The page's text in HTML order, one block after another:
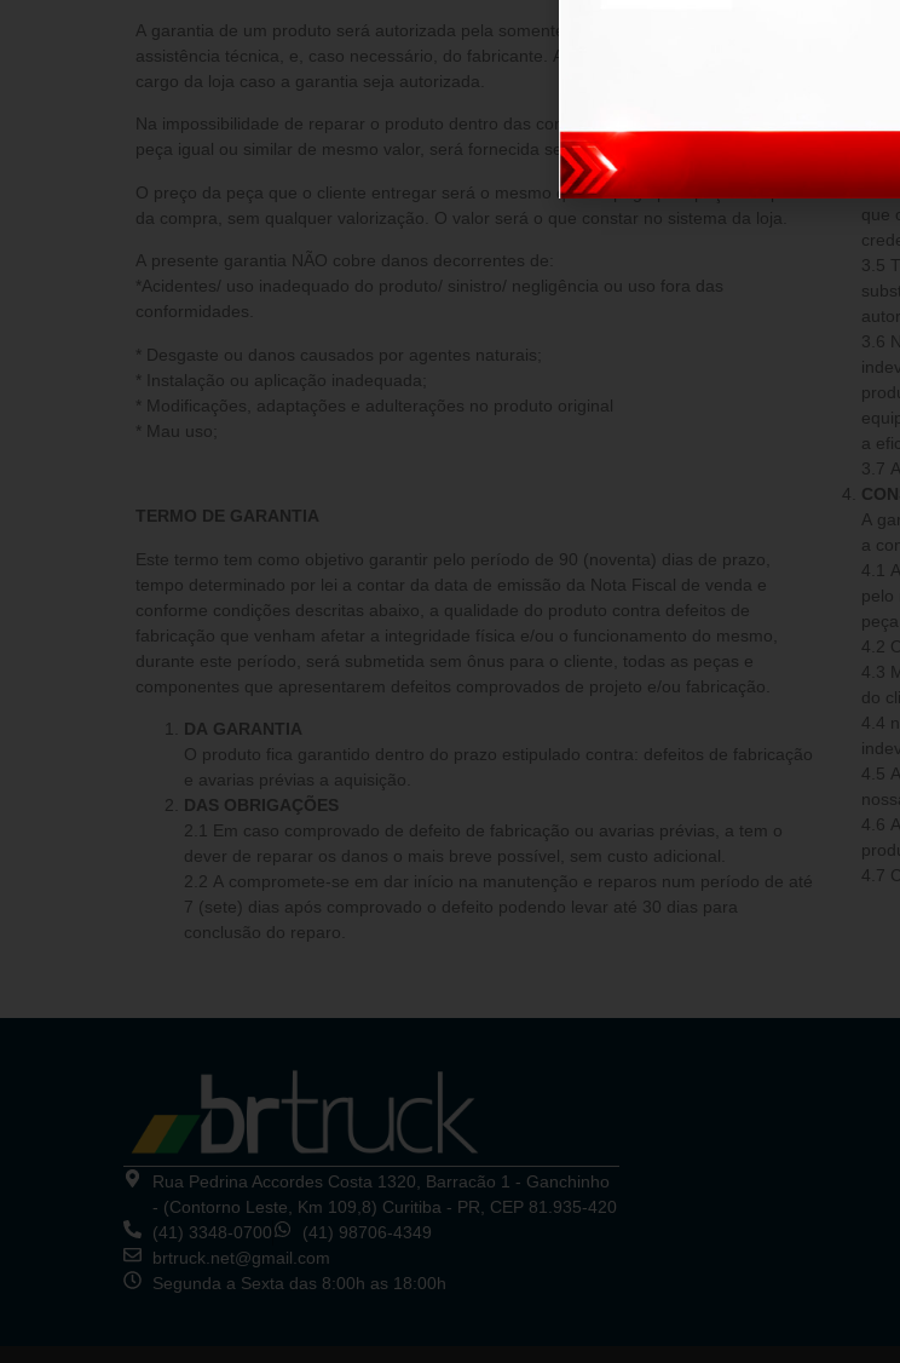
A garantia de um produto será autorizada pela somente após análise do setor de
assistência técnica, e, caso necessário, do fabricante. As despesas de frete ficarão a
cargo da loja caso a garantia seja autorizada.
Na impossibilidade de reparar o produto dentro das condições desta garantia, outra
peça igual ou similar de mesmo valor, será fornecida sem qualquer acréscimo.
O preço da peça que o cliente entregar será o mesmo que foi pago pela peça na época
da compra, sem qualquer valorização. O valor será o que constar no sistema da loja.
A presente garantia NÃO cobre danos decorrentes de:
*Acidentes/ uso inadequado do produto/ sinistro/ negligência ou uso fora das
conformidades.
* Desgaste ou danos causados por agentes naturais;
* Instalação ou aplicação inadequada;
* Modificações, adaptações e adulterações no produto original
* Mau uso;
TERMO DE GARANTIA
Este termo tem como objetivo garantir pelo período de 90 (noventa) dias de prazo,
tempo determinado por lei a contar da data de emissão da Nota Fiscal de venda e
conforme condições descritas abaixo, a qualidade do produto contra defeitos de
fabricação que venham afetar a integridade física e/ou o funcionamento do mesmo,
durante este período, será submetida sem ônus para o cliente, todas as peças e
componentes que apresentarem defeitos comprovados de projeto e/ou fabricação.
DA GARANTIA
O produto fica garantido dentro do prazo estipulado contra: defeitos de fabricação
e avarias prévias a aquisição.
DAS OBRIGAÇÕES
2.1 Em caso comprovado de defeito de fabricação ou avarias prévias, a tem o
dever de reparar os danos o mais breve possível, sem custo adicional.
2.2 A compromete-se em dar início na manutenção e reparos num período de até
7 (sete) dias após comprovado o defeito podendo levar até 30 dias para
conclusão do reparo.
3.2
3.3
3.4
que
3.5
3.6
a
3.7
A
a
4.1 A se dá o direito de optar por fazer a reparação do produto, substitui-lo por
pelo
4.2
4.3
do
4.4 não se responsabiliza por qualquer acidente ocorrido em decorrência do uso
4.5 A só dará início ao processo de garantia quando o produto der entrada em
4.6
4.7
Rua Pedrina Accordes Costa 1320, Barracão 1 - Ganchinho
- (Contorno Leste, Km 109,8) Curitiba - PR, CEP 81.935-420
(41) 3348-0700
(41) 98706-4349
brtruck.net@gmail.com
Segunda a Sexta das 8:00h as 18:00h